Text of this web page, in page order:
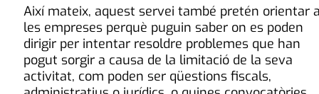
Així mateix, aquest servei també pretén orientar
les empreses perquè puguin saber on es poden
dirigir per intentar resoldre problemes que han
pogut sorgir a causa de la limitació de la seva
activitat, com poden ser qüestions fiscals,